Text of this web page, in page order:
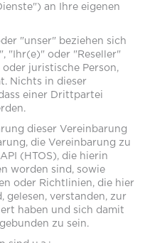
an Ihre eigenen
"unser" beziehen sich
"Ihr(e)" oder "Reseller"
juristische Person,
Nichts in dieser
einer Drittpartei
dieser Vereinbarung
die Vereinbarung zu
(HTOS), die hierin
worden sind, sowie
oder Richtlinien, die hier
gelesen, verstanden, zur
haben und sich damit
zu sein.